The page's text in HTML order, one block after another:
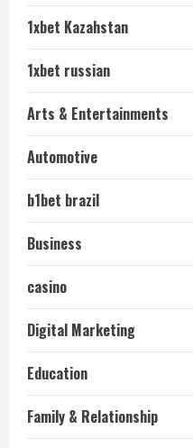
1xbet Kazahstan
1xbet russian
Arts & Entertainments
Automotive
b1bet brazil
Business
casino
Digital Marketing
Education
Family & Relationship